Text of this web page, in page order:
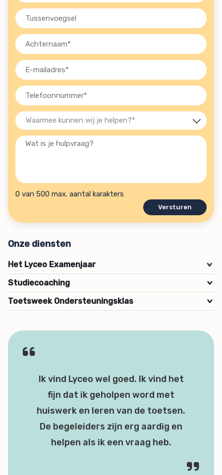
Tussenvoegsel
Achternaam
(Vereist)
E-
mailadres
(Vereist)
Telefoon
(Vereist)
Waarmee
kunnen
wij
(Vereist)
Wat
hulpvraag?
0 van 500 max. aantal karakters
Onze diensten
Het Lyceo Examenjaar >
Studiecoaching >
Toetsweek Ondersteuningsklas >
Ik vind Lyceo wel goed. Ik vind het
fijn dat ik geholpen word met
huiswerk en leren van de toetsen.
De begeleiders zijn erg aardig en
helpen als ik een vraag heb.